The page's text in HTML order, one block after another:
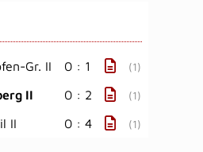
Gr. II 0 : 1 (1)
II 0 : 2 (1)
II 0 : 4 (1)